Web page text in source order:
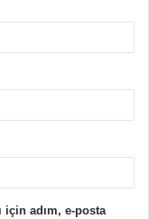
için adım, e-posta